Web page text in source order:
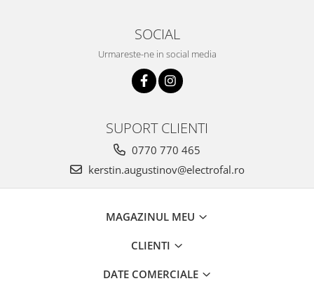
SOCIAL
Urmareste-ne in social media
SUPORT CLIENTI
0770 770 465
kerstin.augustinov@electrofal.ro
MAGAZINUL MEU
CLIENTI
DATE COMERCIALE